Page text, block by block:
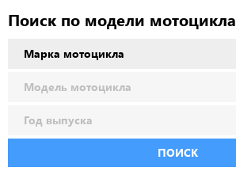
Поиск по модели мотоцикла
ПОИСК